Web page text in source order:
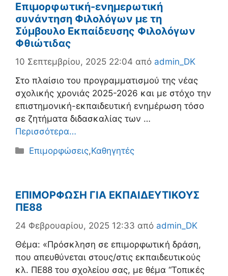
Eπιμορφωτική-ενημερωτική
συνάντηση Φιλολόγων με τη
Σύμβουλο Εκπαίδευσης Φιλολόγων
Φθιώτιδας
10 Σεπτεμβρίου, 2025 22:04 από admin_DK
Στο πλαίσιο του προγραμματισμού της νέας
σχολικής χρονιάς 2025-2026 και με στόχο την
επιστημονική-εκπαιδευτική ενημέρωση τόσο
σε ζητήματα διδασκαλίας των …
Περισσότερα…
Κατηγορίες
Επιμορφώσεις,Καθηγητές
ΕΠΙΜΟΡΦΩΣΗ ΓΙΑ ΕΚΠΑΙΔΕΥΤΙΚΟΥΣ
ΠΕ88
24 Φεβρουαρίου, 2025 12:33 από admin_DK
Θέμα: «Πρόσκληση σε επιμορφωτική δράση,
που απευθύνεται στους/στις εκπαιδευτικούς
κλ. ΠΕ88 του σχολείου σας, με θέμα “Τοπικές